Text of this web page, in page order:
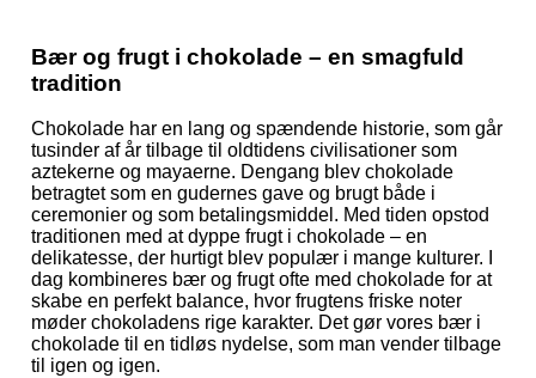
Bær og frugt i chokolade – en smagfuld
tradition
Chokolade har en lang og spændende historie, som går
tusinder af år tilbage til oldtidens civilisationer som
aztekerne og mayaerne. Dengang blev chokolade
betragtet som en gudernes gave og brugt både i
ceremonier og som betalingsmiddel. Med tiden opstod
traditionen med at dyppe frugt i chokolade – en
delikatesse, der hurtigt blev populær i mange kulturer. I
dag kombineres bær og frugt ofte med chokolade for at
skabe en perfekt balance, hvor frugtens friske noter
møder chokoladens rige karakter. Det gør vores bær i
chokolade til en tidløs nydelse, som man vender tilbage
til igen og igen.